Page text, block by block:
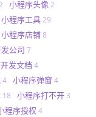
小程序头像 2
小程序工具29
小程序店铺8
公司 7
发文档 4
4 小程序弹窗 4
18 小程序打不开 3
程序授权 4